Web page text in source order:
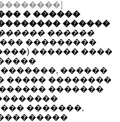
� ������
������
������
���������
������ ����
������
����� ��������
�������
�������,